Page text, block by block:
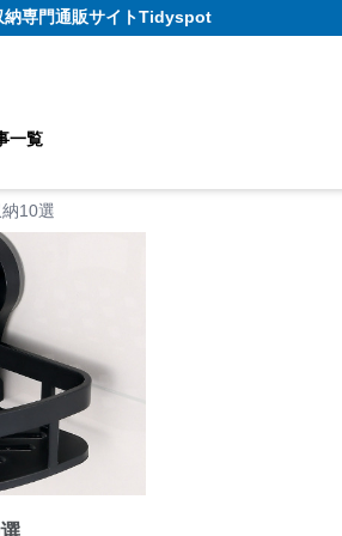
納専門通販サイトTidyspot
一覧
10選